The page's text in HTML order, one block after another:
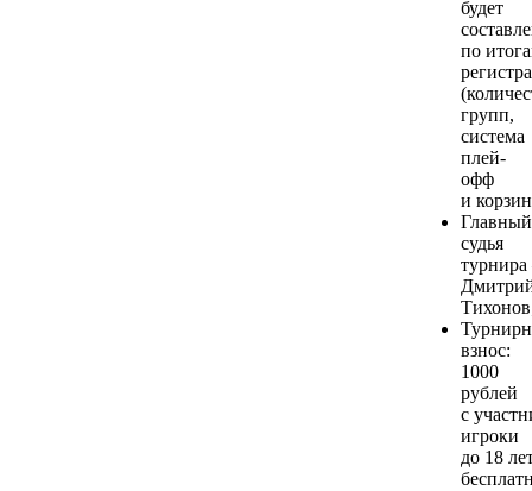
будет
по
групп,
система
плей-
офф
и
Главный
судья
взнос:
1000
рублей
с
игроки
до 18